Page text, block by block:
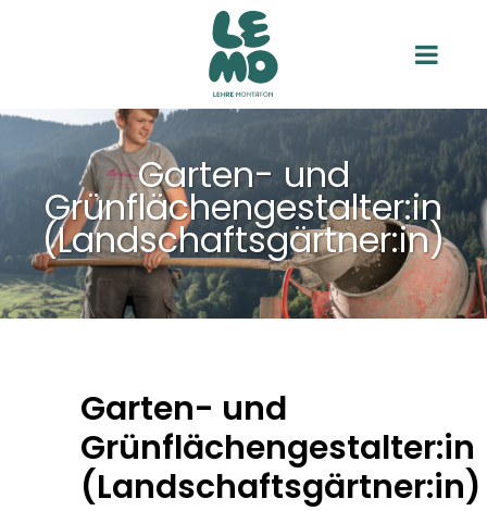
Garten- und
Grünflächengestalter:in
(Landschaftsgärtner:in)
Garten- und
Grünflächengestalter:in
(Landschaftsgärtner:in)